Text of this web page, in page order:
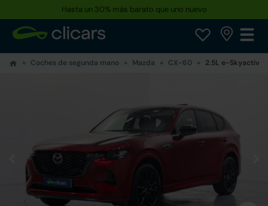
Hasta un 30% más barato que uno nuevo
Coches de segunda mano Mazda CX-60 2.5L e-Skyactiv-